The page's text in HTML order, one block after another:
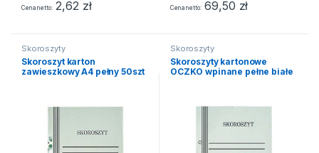
Cena netto 2,62 zł Cena netto 69,50 zł
Skoroszyty
Skoroszyt karton
zawieszkowy A4 pełny 50szt
Skoroszyty
Skoroszyty kartonowe
OCZKO wpinane pełne białe